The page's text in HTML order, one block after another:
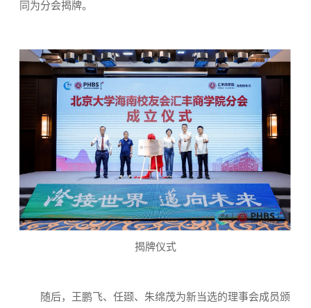
同为分会揭牌。
揭牌仪式
随后，王鹏飞、任颋、朱绵茂为新当选的理事会成员颁